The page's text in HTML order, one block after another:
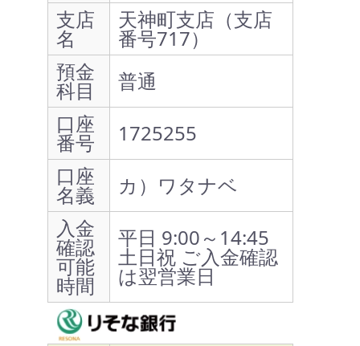
支店
名
天神町支店（支店
番号717）
預金
科目
普通
口座
番号
1725255
口座
名義
カ）ワタナベ
入金
確認
可能
時間
平日 9:00～14:45
土日祝 ご入金確認
は翌営業日